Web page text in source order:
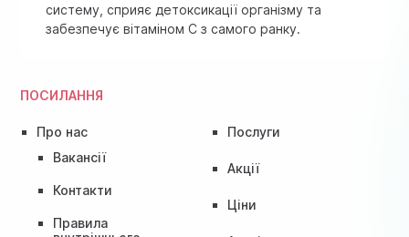
ПОСИЛАННЯ
Про нас
Вакансії
Контакти
Правила
Послуги
Акції
Ціни
систему, сприяє детоксикації організму та
забезпечує вітаміном C з самого ранку.